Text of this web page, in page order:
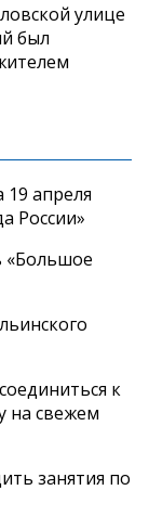
улице
был
апреля
России»
«Большое
к
на свежем
занятия по